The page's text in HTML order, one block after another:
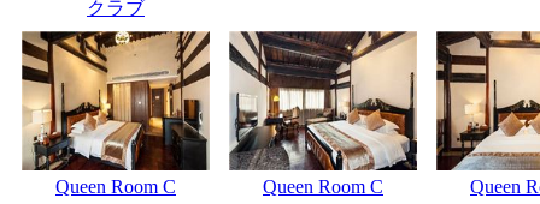
クラブ
Queen Room C Queen Room C Queen